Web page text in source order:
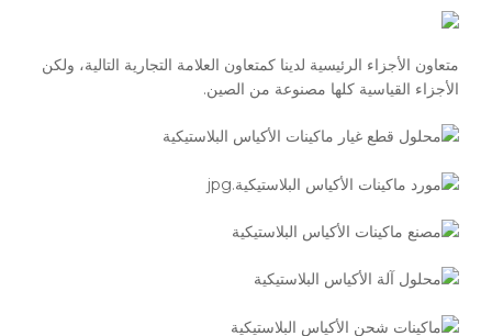
متعاون الأجزاء الرئيسية لدينا كمتعاون العلامة التجارية التالية، ولكن
الأجزاء القياسية كلها مصنوعة من الصين.